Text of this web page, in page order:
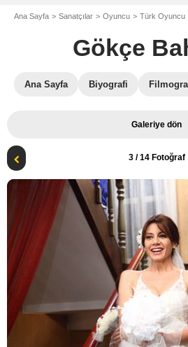
Ana Sayfa Sanatçılar Oyuncu Türk Oyuncu
Gökçe
Ana Sayfa Biyografi
Galeriye dön
3/ 14 Fotoğraf